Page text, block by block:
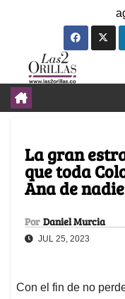
La gran
que toda
Ana de nadie
Por Daniel Murcia
JUL 25, 2023
Con el fin de no